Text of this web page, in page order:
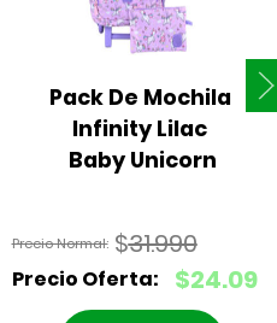
Pack De Mochila
Infinity Lilac
Baby Unicorn
$31.990
El
precio
$24.090
El